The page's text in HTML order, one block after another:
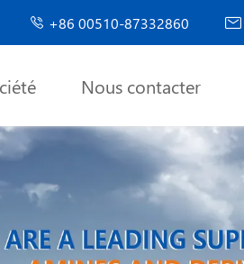
 +86 00510-87332860 
Nous contacter